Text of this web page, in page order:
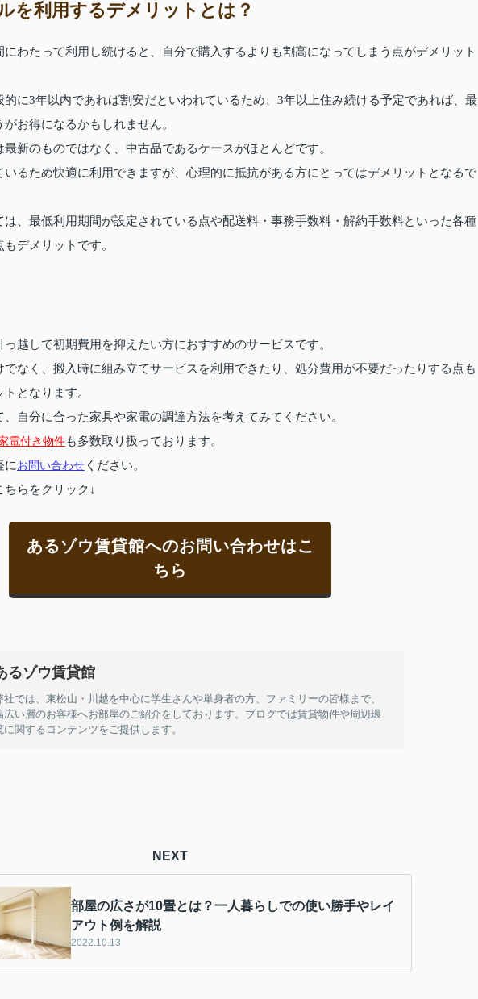
を利用するデメリットとは？
わたって利用し続けると、自分で購入するよりも割高になってしまう点がデメリット
に3年以内であれば割安だといわれているため、3年以上住み続ける予定であれば、最
お得になるかもしれません。
新のものではなく、中古品であるケースがほとんどです。
るため快適に利用できますが、心理的に抵抗がある方にとってはデメリットとなるで
は、最低利用期間が設定されている点や配送料・事務手数料・解約手数料といった各種
デメリットです。
越しで初期費用を抑えたい方におすすめのサービスです。
なく、搬入時に組み立てサービスを利用できたり、処分費用が不要だったりする点も
となります。
自分に合った家具や家電の調達方法を考えてみてください。
電付き物件も多数取り扱っております。
にお問い合わせ ください。
らをクリック↓
あるゾウ賃貸館へのお問い合わせはこ
ちら
るゾウ賃貸館
社では、東松山・川越を中心に学生さんや単身者の方、ファミリーの皆様まで、
広い層のお客様へお部屋のご紹介をしております。ブログでは賃貸物件や周辺環
に関するコンテンツをご提供します。
NEXT
部屋の広さが10畳とは？一人暮らしでの使い勝手やレイ
アウト例を解説
2022.10.13